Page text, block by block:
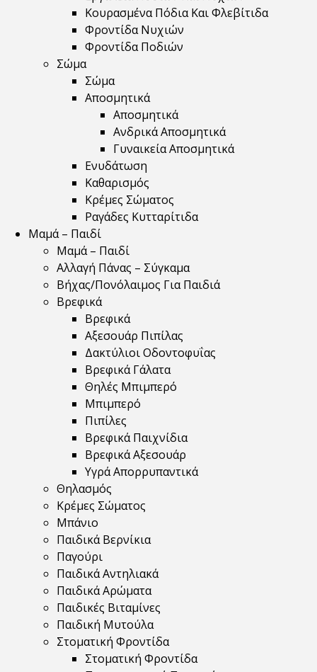
Κουρασμένα Πόδια Και Φλεβίτιδα
Φροντίδα Νυχιών
Φροντίδα Ποδιών
Σώμα
Σώμα
Αποσμητικά
Αποσμητικά
Ανδρικά Αποσμητικά
Γυναικεία Αποσμητικά
Ενυδάτωση
Καθαρισμός
Κρέμες Σώματος
Ραγάδες Κυτταρίτιδα
Μαμά – Παιδί
Μαμά – Παιδί
Αλλαγή Πάνας – Σύγκαμα
Βήχας/Πονόλαιμος Για Παιδιά
Βρεφικά
Βρεφικά
Αξεσουάρ Πιπίλας
Δακτύλιοι Οδοντοφυΐας
Βρεφικά Γάλατα
Θηλές Μπιμπερό
Μπιμπερό
Πιπίλες
Βρεφικά Παιχνίδια
Βρεφικά Αξεσουάρ
Υγρά Απορρυπαντικά
Θηλασμός
Κρέμες Σώματος
Μπάνιο
Παιδικά Βερνίκια
Παγούρι
Παιδικά Αντηλιακά
Παιδικά Αρώματα
Παιδικές Βιταμίνες
Παιδική Μυτούλα
Στοματική Φροντίδα
Στοματική Φροντίδα